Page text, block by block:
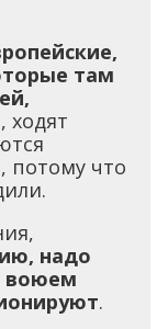
там
, ходят
потому что
надо
воюем
.